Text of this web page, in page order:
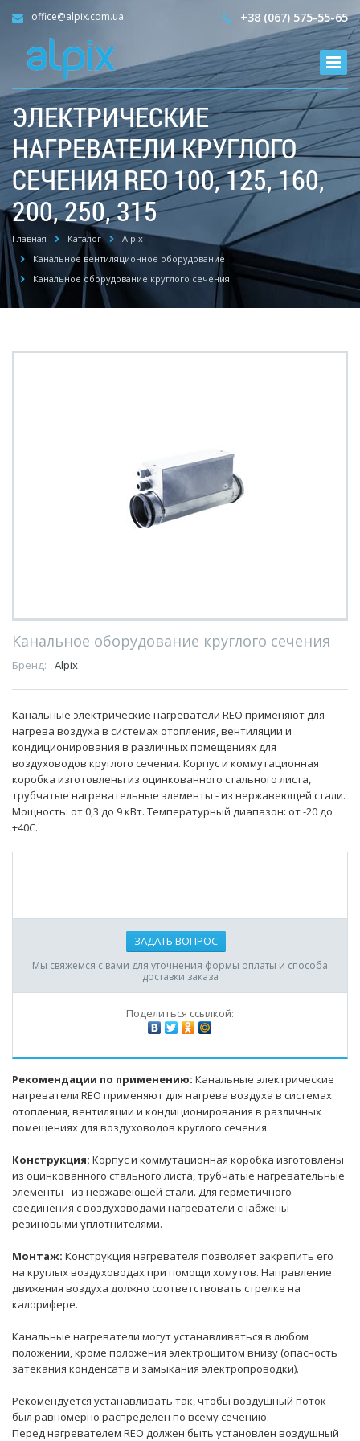
+38 (067) 575-55-65
office@alpix.com.ua
ЭЛЕКТРИЧЕСКИЕ
НАГРЕВАТЕЛИ КРУГЛОГО
СЕЧЕНИЯ REO 100, 125, 160,
200, 250, 315
Главная Каталог
Alpix
Канальное вентиляционное оборудование
Канальное оборудование круглого сечения
Канальное оборудование круглого сечения
Бренд: Alpix
Канальные электрические нагреватели REO применяют для
нагрева воздуха в системах отопления, вентиляции и
кондиционирования в различных помещениях для
воздуховодов круглого сечения. Корпус и коммутационная
коробка изготовлены из оцинкованного стального листа,
трубчатые нагревательные элементы - из нержавеющей стали.
Мощность: от 0,3 до 9 кВт. Температурный диапазон: от -20 до
+40С.
ЗАДАТЬ ВОПРОС
Мы свяжемся с вами для уточнения формы оплаты и способа
доставки заказа
Поделиться ссылкой:
Рекомендации по применению: Канальные электрические
нагреватели REO применяют для нагрева воздуха в системах
отопления, вентиляции и кондиционирования в различных
помещениях для воздуховодов круглого сечения.
Конструкция: Корпус и коммутационная коробка изготовлены
из оцинкованного стального листа, трубчатые нагревательные
элементы - из нержавеющей стали. Для герметичного
соединения с воздуховодами нагреватели снабжены
резиновыми уплотнителями.
Монтаж: Конструкция нагревателя позволяет закрепить его
на круглых воздуховодах при помощи хомутов. Направление
движения воздуха должно соответствовать стрелке на
калорифере.
Канальные нагреватели могут устанавливаться в любом
положении, кроме положения электрощитом внизу (опасность
затекания конденсата и замыкания электропроводки).
Рекомендуется устанавливать так, чтобы воздушный поток
был равномерно распределён по всему сечению.
Перед нагревателем REO должен быть установлен воздушный